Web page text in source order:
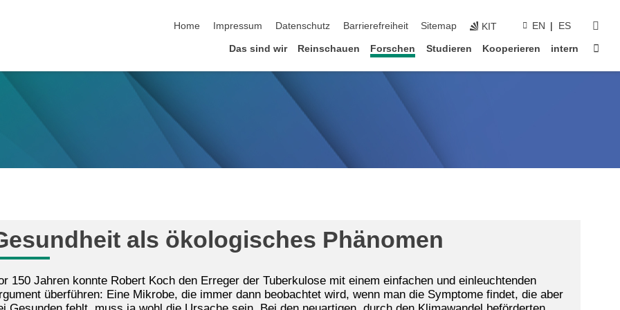
Home
Impressum Datenschutz Barrierefreiheit Sitemap KIT EN ES
Das sind wir Reinschauen Forschen Studieren Kooperieren intern
als ökologisches Phänomen
150 Jahren konnte Robert Koch den Erreger der Tuberkulose mit einem einfachen und einleuchtenden
überführen: Eine Mikrobe, die immer dann beobachtet wird, wenn man die Symptome findet, die aber